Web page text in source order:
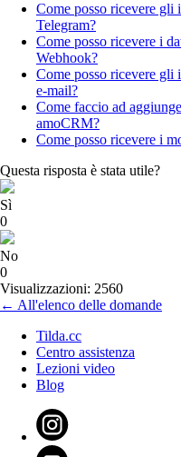
Come posso ricevere
Telegram?
Come posso ricevere i
Webhook?
Come posso ricevere
e-mail?
Come faccio ad
amoCRM?
Come posso ricevere i
Questa risposta è stata utile?
Sì
0
No
0
Visualizzazioni: 2560
← All'elenco delle domande
Tilda.cc
Centro assistenza
Lezioni video
Blog